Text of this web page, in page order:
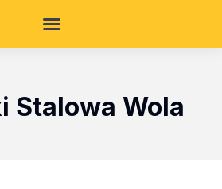
Stalowa Wola